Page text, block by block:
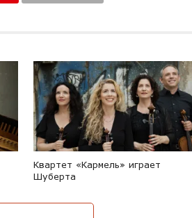
Квартет «Кармель» играет
Шуберта